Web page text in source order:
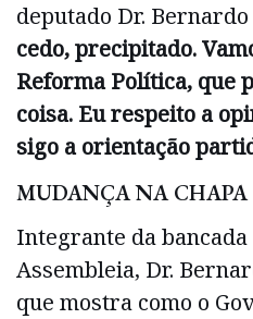
deputado Dr.
cedo, precipitado.
Reforma Política, que
coisa. Eu respeito a
sigo a orientação
MUDANÇA NA CHAPA
Integrante da
Assembleia, Dr.
que mostra como o